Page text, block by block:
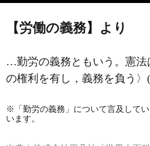
【労働の義務】より
…勤労の義務ともいう。憲法
の権利を有し，義務を負う
※「勤労の義務」について言及して
います。